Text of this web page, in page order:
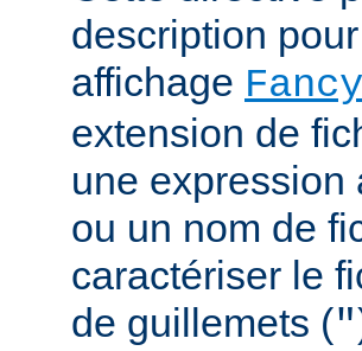
description
affichage
extension de
une expression
ou un nom de
caractériser le
de guillemets ("